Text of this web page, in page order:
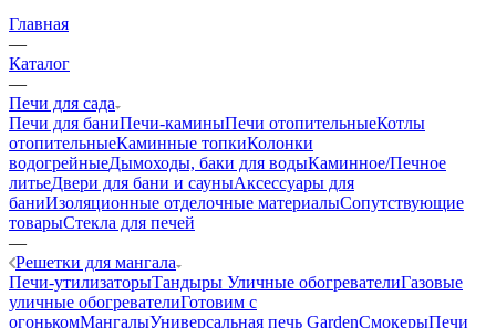
Главная
—
Каталог
—
Печи для сада
Печи для баниПечи-каминыПечи отопительныеКотлы
отопительныеКаминные топкиКолонки
водогрейныеДымоходы, баки для водыКаминное/Печное
литьеДвери для бани и сауныАксессуары для
баниИзоляционные отделочные материалыСопутствующие
товарыСтекла для печей
—
Решетки для мангала
Печи-утилизаторыТандыры Уличные обогревателиГазовые
уличные обогревателиГотовим с
огонькомМангалыУниверсальная печь GardenСмокерыПечи